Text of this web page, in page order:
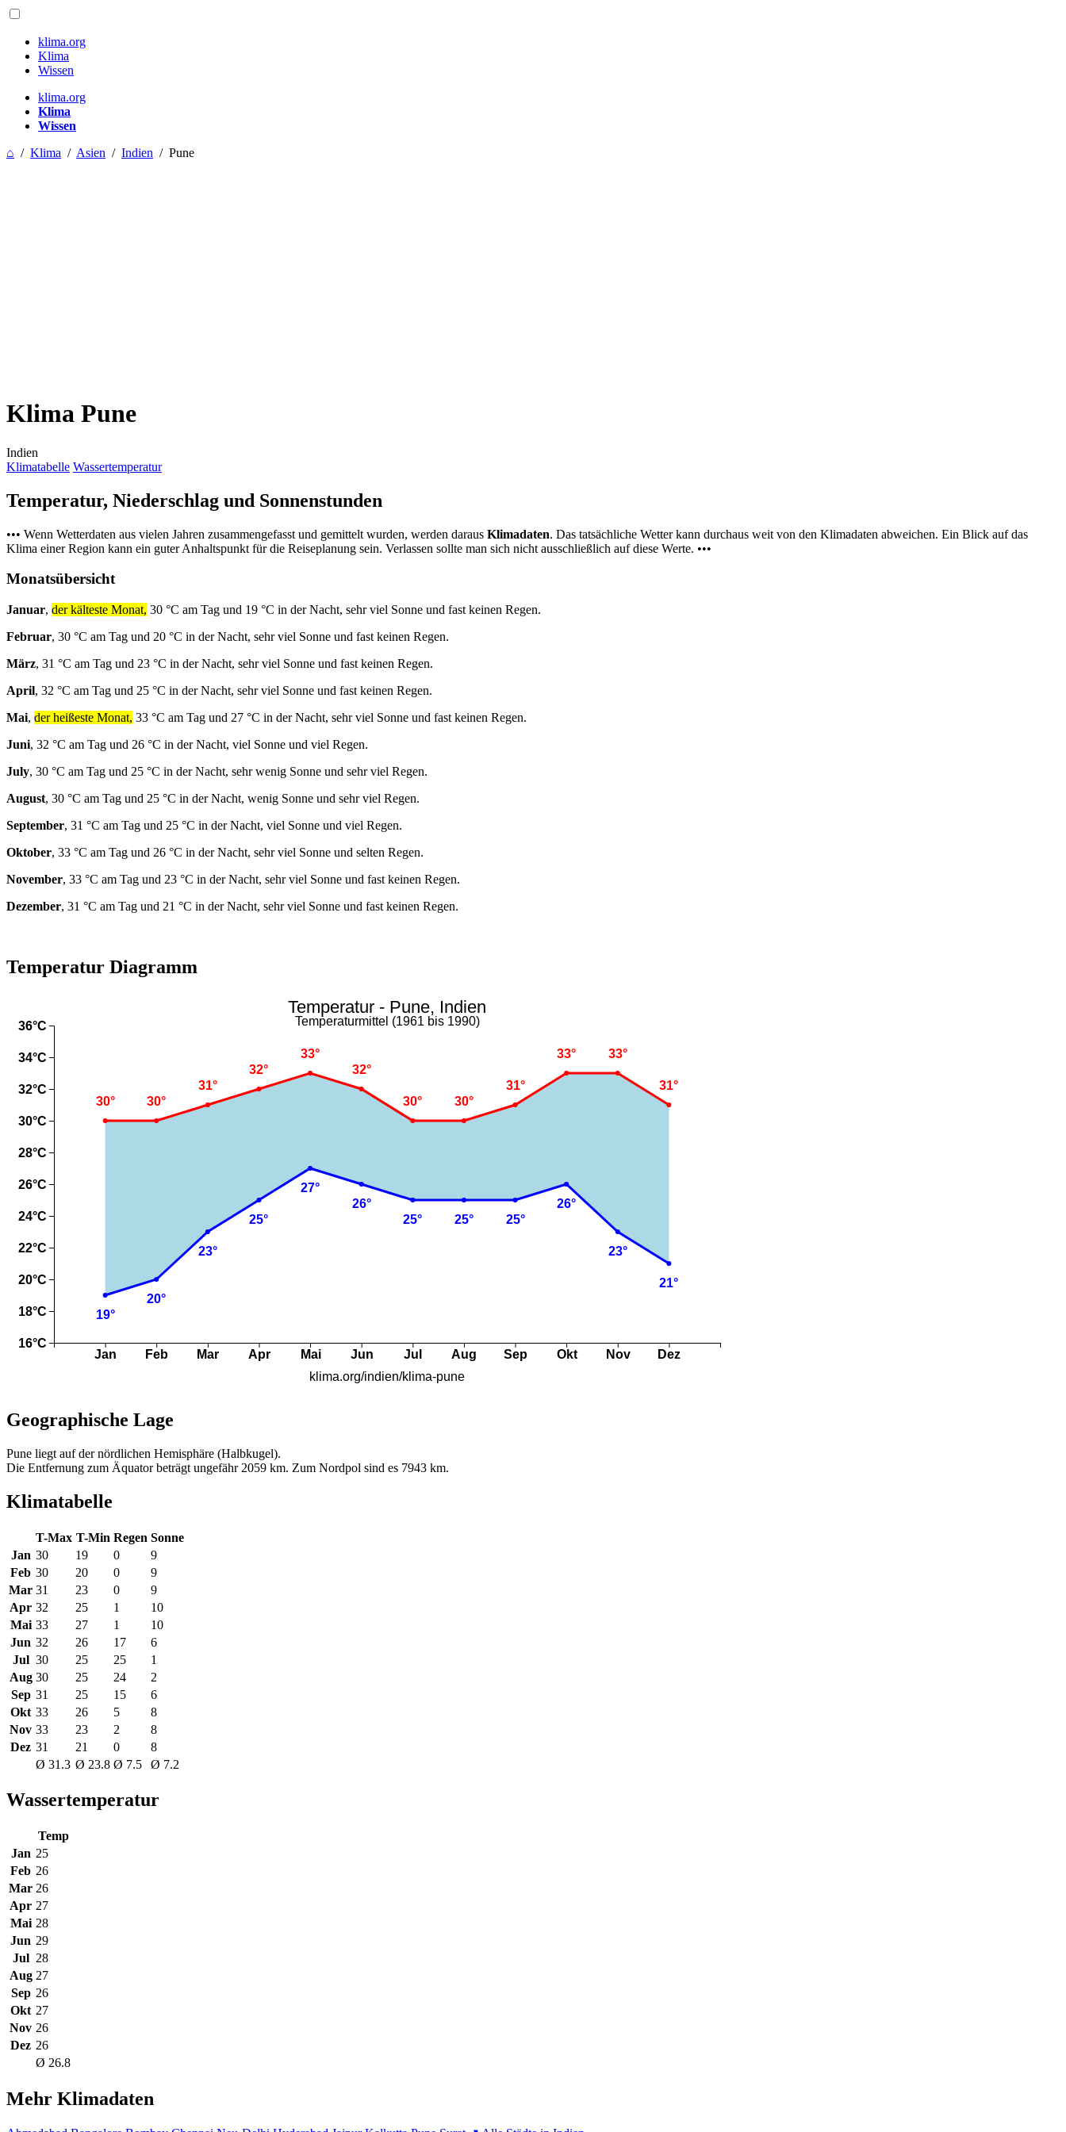
klima.org
Klima
Wissen
klima.org
Klima
Wissen
⌂ / Klima / Asien / Indien / Pune
Klima Pune
Indien
Klimatabelle Wassertemperatur
Temperatur, Niederschlag und Sonnenstunden
••• Wenn Wetterdaten aus vielen Jahren zusammengefasst und gemittelt wurden, werden daraus Klimadaten. Das tatsächliche Wetter kann durchaus weit von den Klimadaten abweichen. Ein Blick auf das
Klima einer Region kann ein guter Anhaltspunkt für die Reiseplanung sein. Verlassen sollte man sich nicht ausschließlich auf diese Werte. •••
Monatsübersicht
Januar, der kälteste Monat, 30 °C am Tag und 19 °C in der Nacht, sehr viel Sonne und fast keinen Regen.
Februar, 30 °C am Tag und 20 °C in der Nacht, sehr viel Sonne und fast keinen Regen.
März, 31 °C am Tag und 23 °C in der Nacht, sehr viel Sonne und fast keinen Regen.
April, 32 °C am Tag und 25 °C in der Nacht, sehr viel Sonne und fast keinen Regen.
Mai, der heißeste Monat, 33 °C am Tag und 27 °C in der Nacht, sehr viel Sonne und fast keinen Regen.
Juni, 32 °C am Tag und 26 °C in der Nacht, viel Sonne und viel Regen.
July, 30 °C am Tag und 25 °C in der Nacht, sehr wenig Sonne und sehr viel Regen.
August, 30 °C am Tag und 25 °C in der Nacht, wenig Sonne und sehr viel Regen.
September, 31 °C am Tag und 25 °C in der Nacht, viel Sonne und viel Regen.
Oktober, 33 °C am Tag und 26 °C in der Nacht, sehr viel Sonne und selten Regen.
November, 33 °C am Tag und 23 °C in der Nacht, sehr viel Sonne und fast keinen Regen.
Dezember, 31 °C am Tag und 21 °C in der Nacht, sehr viel Sonne und fast keinen Regen.
Temperatur Diagramm
Geographische Lage
Pune liegt auf der nördlichen Hemisphäre (Halbkugel).
Die Entfernung zum Äquator beträgt ungefähr 2059 km. Zum Nordpol sind es 7943 km.
Klimatabelle
T-Max T-Min Regen Sonne
Jan 30 19 0
9
Feb 30 20 0
9
Mar 31 23 0
9
Apr 32 25 1
10
Mai 33 27 1
10
Jun 32 26 17
6
Jul 30 25 25
1
Aug 30 25 24
2
Sep 31 25 15
6
Okt 33 26 5
8
Nov 33 23 2
8
Dez 31 21 0
8
Ø 31.3 Ø 23.8 Ø 7.5 Ø 7.2
Wassertemperatur
Temp
Jan 25
Feb 26
Mar 26
Apr 27
Mai 28
Jun 29
Jul 28
Aug 27
Sep 26
Okt 27
Nov 26
Dez 26
Ø 26.8
Mehr Klimadaten